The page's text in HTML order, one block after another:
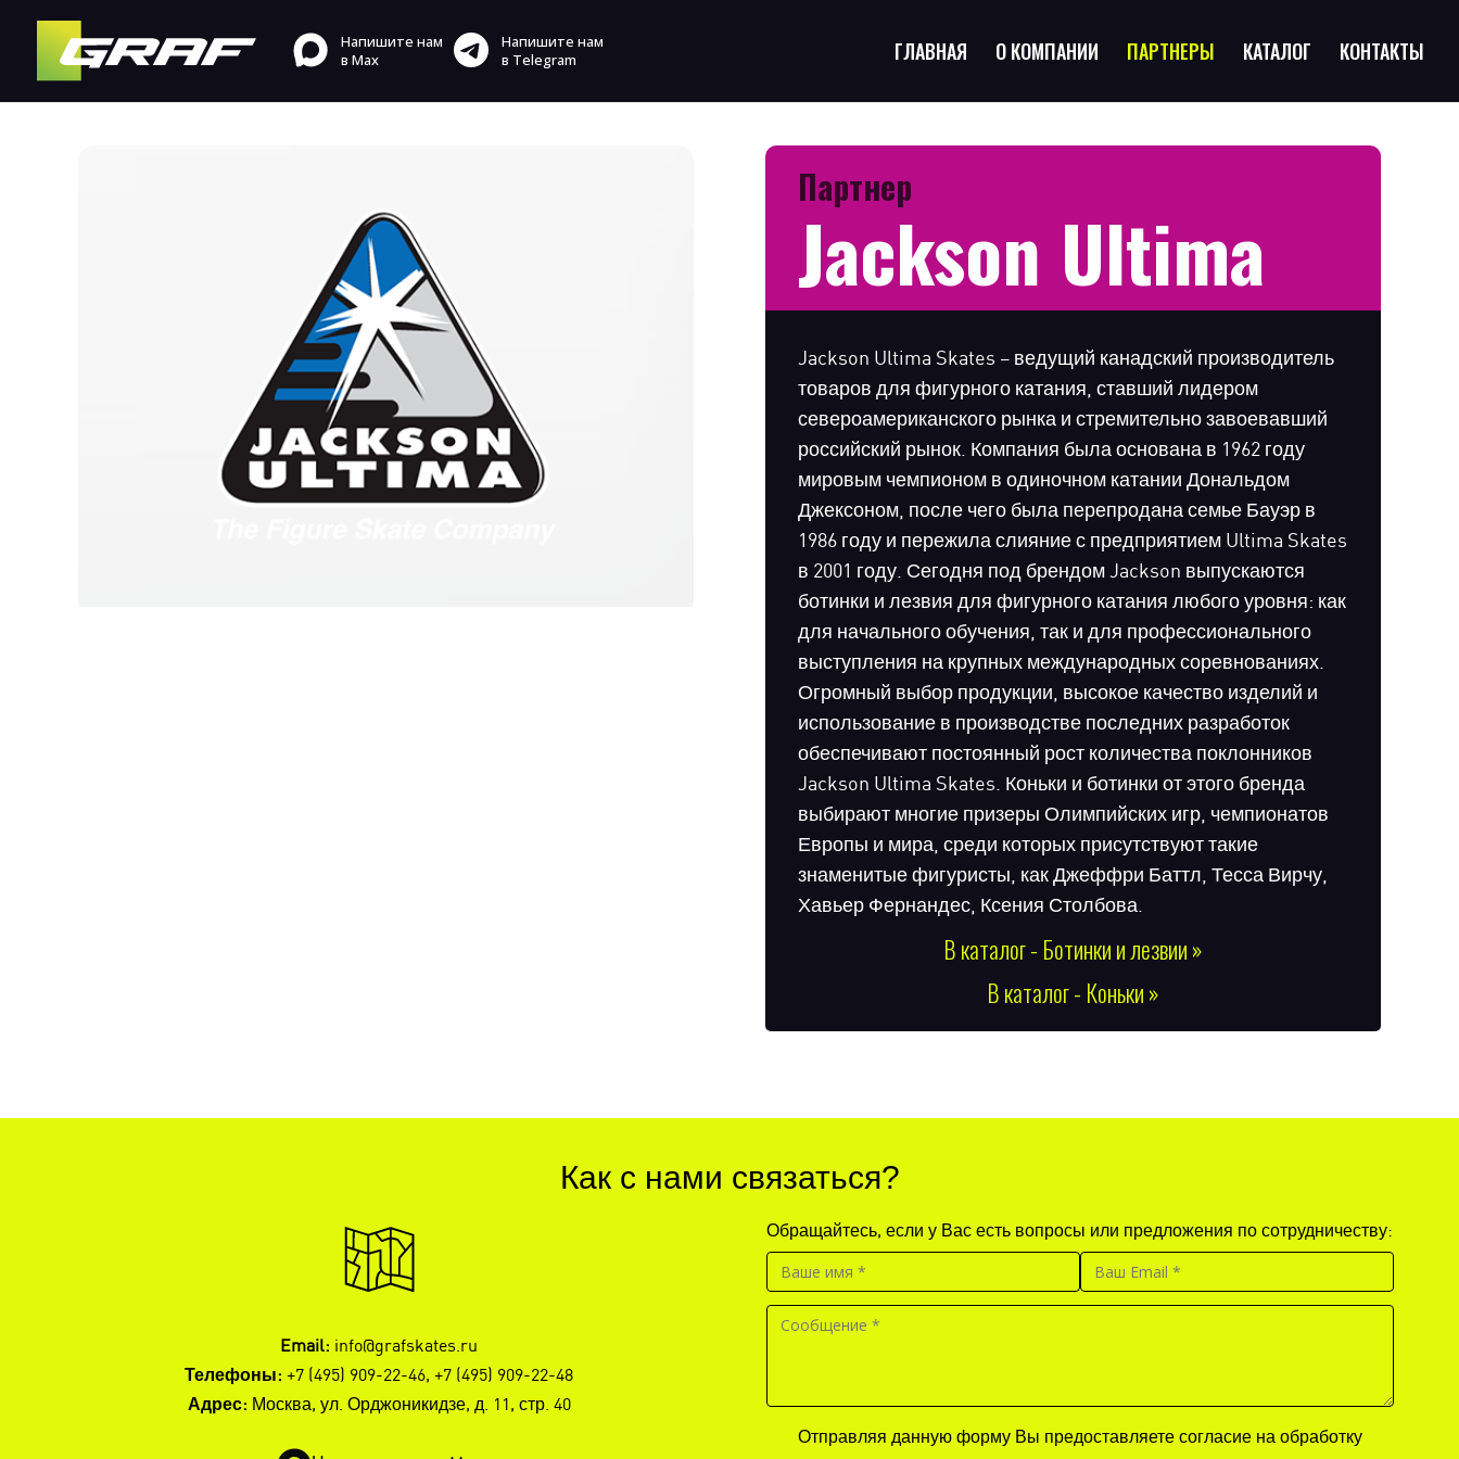
Напишите нам
в Max
Напишите нам
в Telegram
ГЛАВНАЯ О КОМПАНИИ ПАРТНЕРЫ КАТАЛОГ КОНТАКТЫ
Партнер
Jackson Ultima
Jackson Ultima Skates – ведущий канадский производитель
товаров для фигурного катания, ставший лидером
североамериканского рынка и стремительно завоевавший
российский рынок. Компания была основана в 1962 году
мировым чемпионом в одиночном катании Дональдом
Джексоном, после чего была перепродана семье Бауэр в
1986 году и пережила слияние с предприятием Ultima Skates
в 2001 году. Сегодня под брендом Jackson выпускаются
ботинки и лезвия для фигурного катания любого уровня: как
для начального обучения, так и для профессионального
выступления на крупных международных соревнованиях.
Огромный выбор продукции, высокое качество изделий и
использование в производстве последних разработок
обеспечивают постоянный рост количества поклонников
Jackson Ultima Skates. Коньки и ботинки от этого бренда
выбирают многие призеры Олимпийских игр, чемпионатов
Европы и мира, среди которых присутствуют такие
знаменитые фигуристы, как Джеффри Баттл, Тесса Вирчу,
Хавьер Фернандес, Ксения Столбова.
В каталог - Ботинки и лезвии »
В каталог - Коньки »
Как с нами связаться?
Email: info@grafskates.ru
Телефоны: +7 (495) 909-22-46,+7 (495) 909-22-48
Адрес: Москва, ул. Орджоникидзе, д. 11, стр. 40
Обращайтесь, если у Вас есть вопросы или предложения по сотрудничеству:
Отправляя данную форму Вы предоставляете согласие на обработку